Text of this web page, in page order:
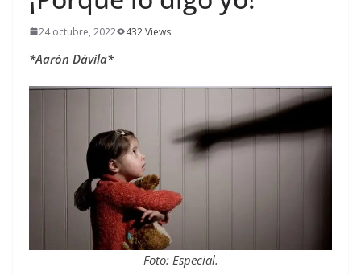
24 octubre, 2022 432 Views
*Aarón Dávila*
Foto: Especial.